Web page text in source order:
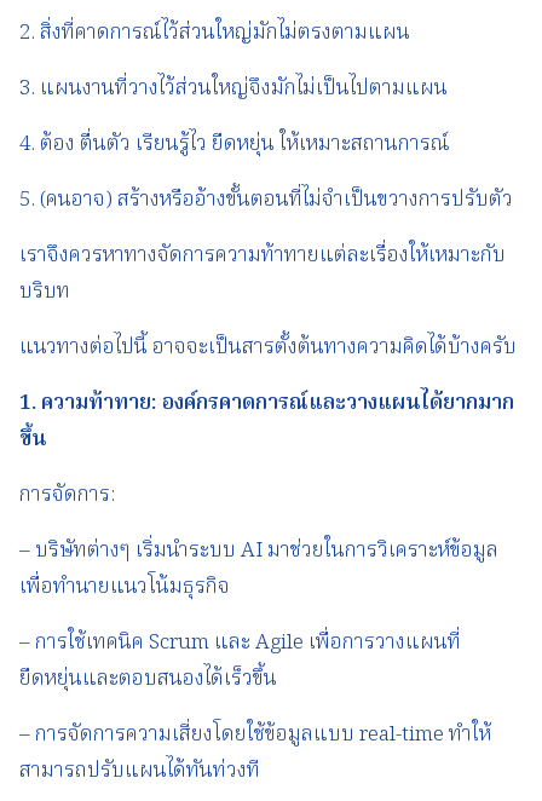
2. สิ่งที่คาดการณ์ไว้ส่วนใหญ่มักไม่ตรงตามแผน
3. แผนงานที่วางไว้ส่วนใหญ่จึงมักไม่เป็นไปตามแผน
4. ต้อง ตื่นตัว เรียนรู้ไว ยืดหยุ่น ให้เหมาะสถานการณ์
5. (คนอาจ) สร้างหรืออ้างขั้นตอนที่ไม่จำเป็นขวางการปรับตัว
เราจึงควรหาทางจัดการความท้าทายแต่ละเรื่องให้เหมาะกับ
บริบท
แนวทางต่อไปนี้ อาจจะเป็นสารตั้งต้นทางความคิดได้บ้างครับ
1.ความท้าทาย: องค์กรคาดการณ์และวางแผนได้ยากมาก
ขึ้น
การจัดการ:
– บริษัทต่างๆ เริ่มนำระบบ AI มาช่วยในการวิเคราะห์ข้อมูล
เพื่อทำนายแนวโน้มธุรกิจ
– การใช้เทคนิค Scrum และ Agile เพื่อการวางแผนที่
ยืดหยุ่นและตอบสนองได้เร็วขึ้น
– การจัดการความเสี่ยงโดยใช้ข้อมูลแบบ real-time ทำให้
สามารถปรับแผนได้ทันท่วงที